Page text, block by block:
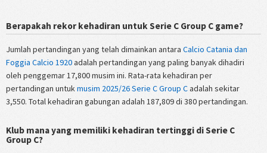
Berapakah rekor kehadiran untuk Serie C Group C game?
Jumlah pertandingan yang telah dimainkan antara Calcio Catania dan
Foggia Calcio 1920 adalah pertandingan yang paling banyak dihadiri
oleh penggemar 17,800 musim ini. Rata-rata kehadiran per
pertandingan untukmusim 2025/26 Serie C Group Cadalah sekitar
3,550. Total kehadiran gabungan adalah 187,809 di 380 pertandingan.
Klub mana yang memiliki kehadiran tertinggi di Serie C
Group C?